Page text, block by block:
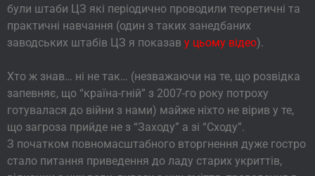
були штаби ЦЗ які періодично проводили теоретичні та
практичні навчання (один з таких занедбаних
заводських штабів ЦЗ я показав у цьому відео).
Хто ж знав… ні не так… (незважаючи на те, що розвідка
запевняє, що “країна-гній” з 2007-го року потроху
готувалася до війни з нами) майже ніхто не вірив у те,
що загроза прийде не з “Заходу” а зі “Сходу”.
З початком повномасштабного вторгнення дуже гостро
стало питання приведення до ладу старих укриттів,